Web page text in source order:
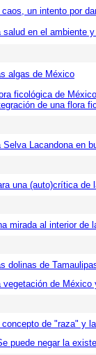
caos, un intento por
salud en el ambiente
algas de México
ficológica de
de una flora
Selva Lacandona en
una (auto)crítica de
mirada al interior de
dolinas de
vegetación de
concepto de "raza" y
puede negar la